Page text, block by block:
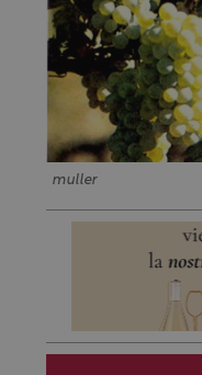
muller